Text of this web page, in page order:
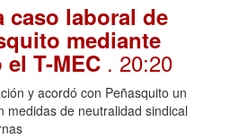
caso laboral de
mediante
T-MEC . 20:20
y acordó con Peñasquito un
medidas de neutralidad sindical